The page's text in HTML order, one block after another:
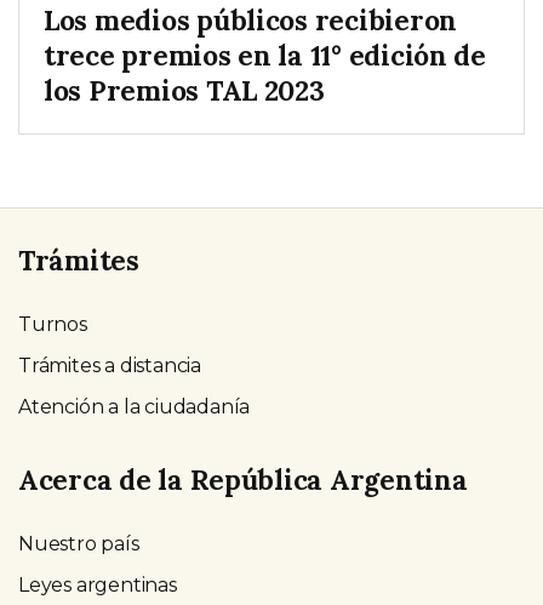
Los medios públicos recibieron
trece premios en la 11° edición de
los Premios TAL 2023
Trámites
Turnos
Trámites a distancia
Atención a la ciudadanía
Acerca de la República Argentina
Nuestro país
Leyes argentinas